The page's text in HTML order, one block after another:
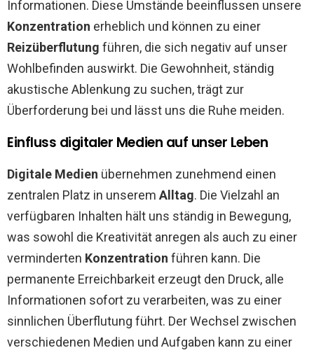
Informationen. Diese Umstände beeinflussen unsere
Konzentration erheblich und können zu einer
Reizüberflutung führen, die sich negativ auf unser
Wohlbefinden auswirkt. Die Gewohnheit, ständig
akustische Ablenkung zu suchen, trägt zur
Überforderung bei und lässt uns die Ruhe meiden.
Einfluss digitaler Medien auf unser Leben
Digitale Medien übernehmen zunehmend einen
zentralen Platz in unserem Alltag. Die Vielzahl an
verfügbaren Inhalten hält uns ständig in Bewegung,
was sowohl die Kreativität anregen als auch zu einer
verminderten Konzentration führen kann. Die
permanente Erreichbarkeit erzeugt den Druck, alle
Informationen sofort zu verarbeiten, was zu einer
sinnlichen Überflutung führt. Der Wechsel zwischen
verschiedenen Medien und Aufgaben kann zu einer